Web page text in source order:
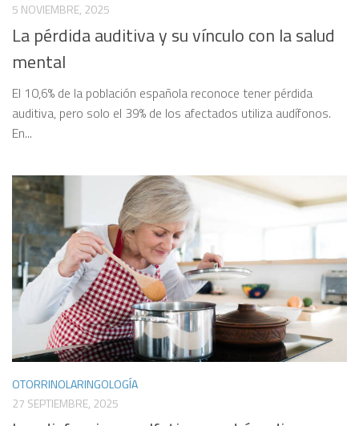
5 NOVIEMBRE, 2025
La pérdida auditiva y su vínculo con la salud
mental
El 10,6% de la población española reconoce tener pérdida
auditiva, pero solo el 39% de los afectados utiliza audífonos.
En...
OTORRINOLARINGOLOGÍA
27 SEPTIEMBRE, 2025